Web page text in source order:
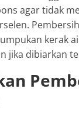
agar tidak
kerak
jika dibiarkan